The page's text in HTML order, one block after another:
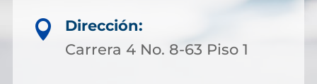

Dirección:
Carrera 4 No. 8-63 Piso 1